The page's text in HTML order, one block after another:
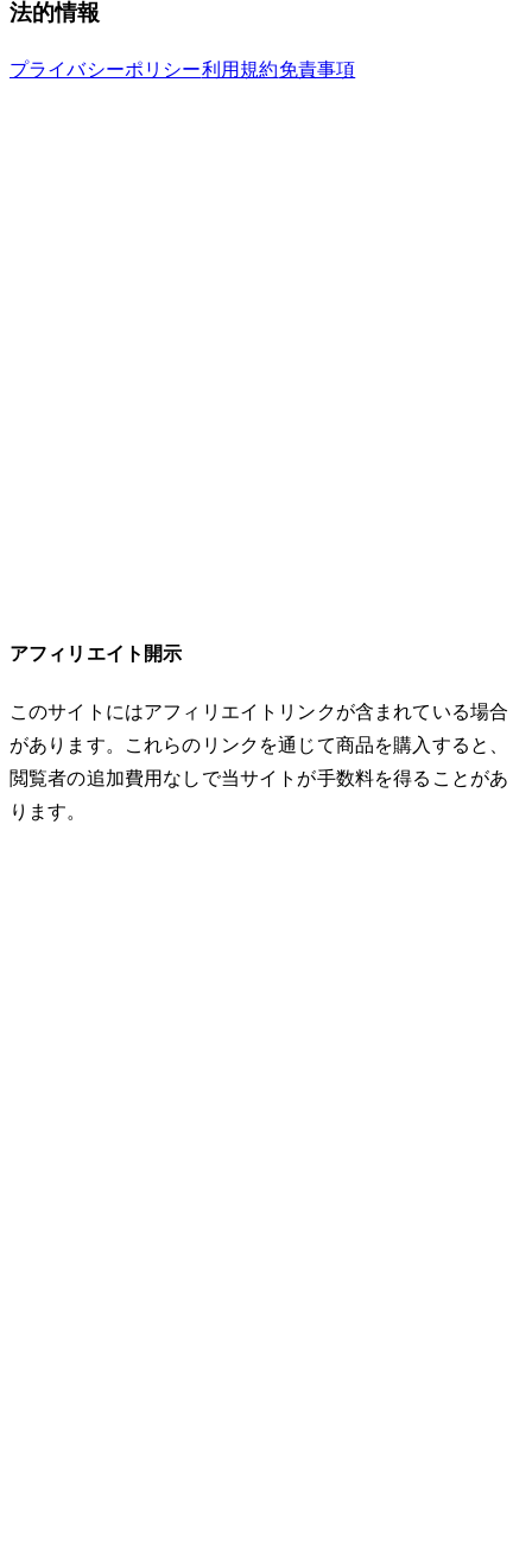
法的情報
プライバシーポリシー利用規約免責事項
アフィリエイト開示
このサイトにはアフィリエイトリンクが含まれている場合
があります。これらのリンクを通じて商品を購入すると、
閲覧者の追加費用なしで当サイトが手数料を得ることがあ
ります。